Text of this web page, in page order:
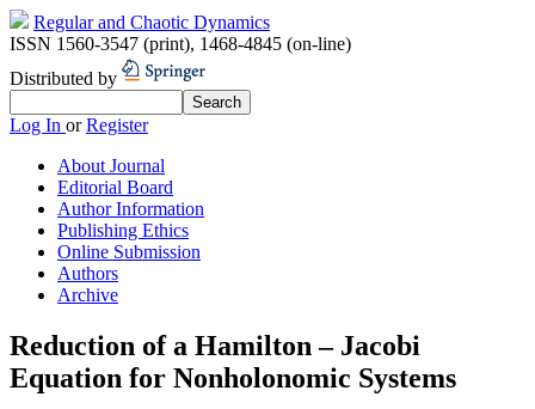
Regular and Chaotic Dynamics
ISSN 1560-3547 (print), 1468-4845 (on-line)
Distributed by
Log In orRegister
About Journal
Editorial Board
Author Information
Publishing Ethics
Online Submission
Authors
Archive
Reduction of a Hamilton – Jacobi
Equation for Nonholonomic Systems